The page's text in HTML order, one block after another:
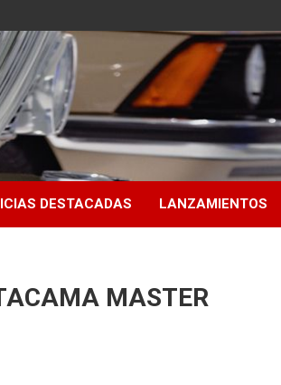
DESTACADAS LANZAMIENTOS
MASTER